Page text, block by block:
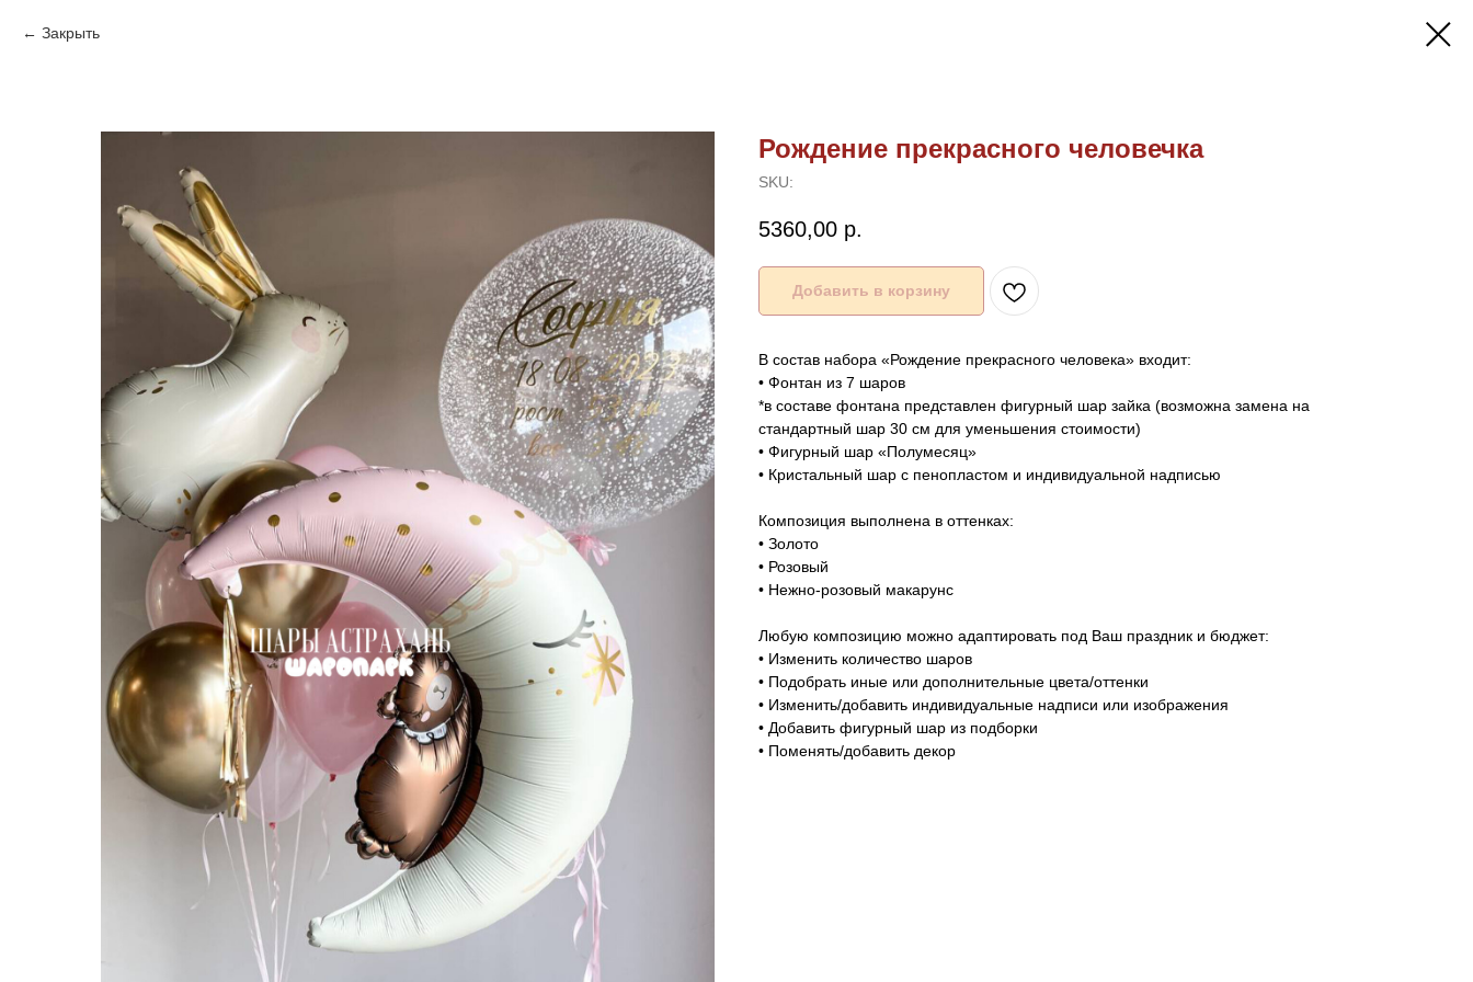
Закрыть
Рождение прекрасного человечка
SKU:
5360,00 р.
Добавить в корзину
В состав набора «Рождение прекрасного человека» входит:
• Фонтан из 7 шаров
*в составе фонтана представлен фигурный шар зайка (возможна замена на
стандартный шар 30 см для уменьшения стоимости)
• Фигурный шар «Полумесяц»
• Кристальный шар с пенопластом и индивидуальной надписью
Композиция выполнена в оттенках:
• Золото
• Розовый
• Нежно-розовый макарунс
Любую композицию можно адаптировать под Ваш праздник и бюджет:
• Изменить количество шаров
• Подобрать иные или дополнительные цвета/оттенки
• Изменить/добавить индивидуальные надписи или изображения
• Добавить фигурный шар из подборки
• Поменять/добавить декор